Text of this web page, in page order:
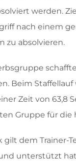
werden.
nach einem
zu absolvieren.
Beim
Zeit von 63,8
Gruppe für die
gilt dem Trainer-
unterstützt